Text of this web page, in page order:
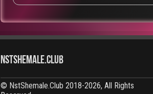
NstShemale.Club
© NstShemale.Club 2018-2026, All Rights